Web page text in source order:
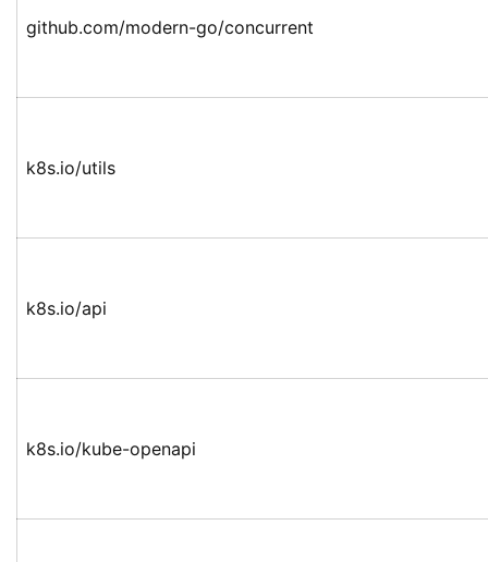
github.com/modern-go/concurrent
k8s.io/utils
k8s.io/api
k8s.io/kube-openapi